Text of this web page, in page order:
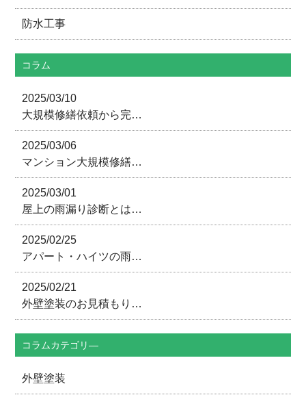
防水工事
コラム
2025/03/10
大規模修繕依頼から完…
2025/03/06
マンション大規模修繕…
2025/03/01
屋上の雨漏り診断とは…
2025/02/25
アパート・ハイツの雨…
2025/02/21
外壁塗装のお見積もり…
コラムカテゴリ―
外壁塗装